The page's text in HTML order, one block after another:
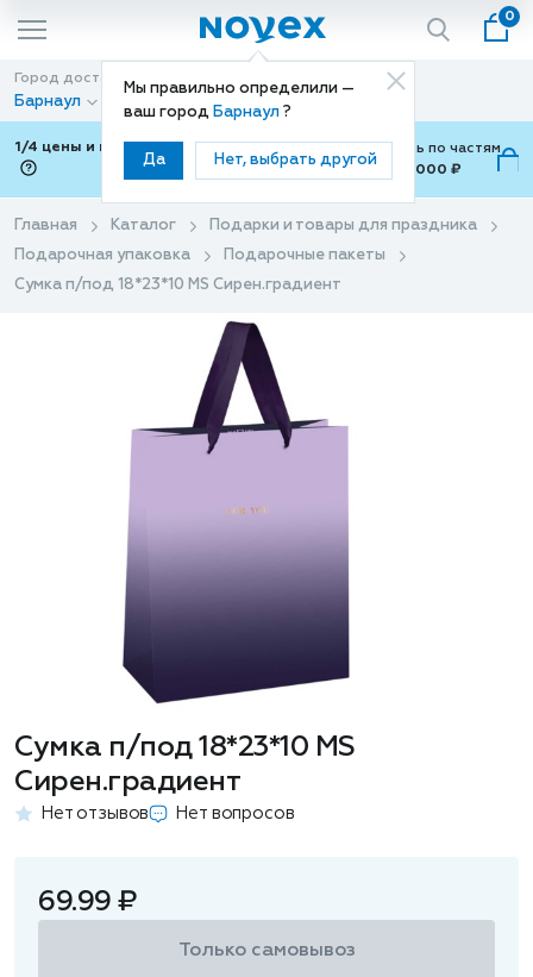
Мы правильно определили —
ваш город Барнаул ?
Да Нет, выбрать другой
0
Город доставки
Барнаул
Способ доставки
Доставка
1/4 цены и покупки ваши с Подели
Можно оплатить по частям
от 700 ₽ до 15,000 ₽
Главная Каталог
Подарки и товары для праздника
Подарочная упаковка
Подарочные пакеты
Сумка п/под 18*23*10 MS Сирен.градиент
Сумка п/под 18*23*10 MS
Сирен.градиент
Нет отзывов Нет вопросов
69.99 ₽
Только самовывоз